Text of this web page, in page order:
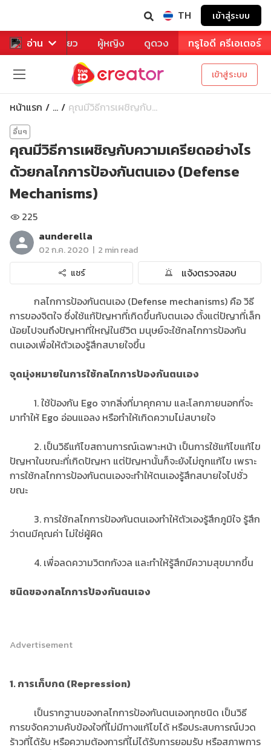
TH เข้าสู่ระบบ
อ่าน
หาร ท่องเที่ยว ผู้หญิง ดูดวง ทรูไอดี ครีเอเตอร์
เข้าสู่ระบบ
หน้าแรก ... คุณมีวิธีการเผชิญกับ...
อื่นๆ
คุณมีวิธีการเผชิญกับความเครียดอย่างไร
ด้วยกลไกการป้องกันตนเอง (Defense
Mechanisms)
225
aunderella
02 ก.ค. 2020 | 2 min read
แชร์
แจ้งตรวจสอบ
กลไกการป้องกันตนเอง (Defense mechanisms) คือ วิธี
การของจิตใจ ซึ่งใช้แก้ปัญหาที่เกิดขึ้นกับตนเอง ตั้งแต่ปัญาที่เล็ก
น้อยไปจนถึงปัญหาที่ใหญ่ในชีวิต มนุษย์จะใช้กลไกการป้องกัน
ตนเองเพื่อให้ตัวเองรู้สึกสบายใจขึ้น
จุดมุ่งหมายในการใช้กลไกการป้องกันตนเอง
1. ใช้ป้องกัน Ego จากสิ่งที่มาคุกคาม และโลกภายนอกที่จะ
มาทําให้ Ego อ่อนแอลง หรือทําให้เกิดความไม่สบายใจ
2. เป็นวิธีแก้ไขสถานการณ์เฉพาะหน้า เป็นการใช้แก้ไขแก้ไข
ปัญหาในขณะที่เกิดปัญหา แต่ปัญหานั้นก็จะยังไม่ถูกแก้ไข เพราะ
การใช้กลไกการป้องกันตนเองจะทำให้ตนเองรู้สึกสบายใจไปชั่ว
ขณะ
3. การใช้กลไกการป้องกันตนเองทำให้ตัวเองรู้สึกภูมิใจ รู้สึก
ว่าตนมีคุณค่า ไม่ใช่ผู้ผิด
4. เพื่อลดความวิตกกังวล และทำให้รู้สึกมีความสุขมากขึ้น
ชนิดของกลไกการป้องกันตนเอง
Advertisement
1. การเก็บกด (Repression)
เป็นรากฐานของกลไกการป้องกันตนเองทุกชนิด เป็นวิธี
การขจัดความคับข้องใจที่ไม่มีทางแก้ไขได้ หรือประสบการณ์ปวด
ร้าวที่ได้รับ หรือความต้องการที่ไม่ได้รับการยอมรับ หรือสภาพการ